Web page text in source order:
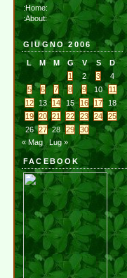
:Home:
:About:
GIUGNO 2006
L M M G V S
D
1
2 3
4
5
6 7 8 9 10
11
12
13 14 15 16 17
18
19
20 21 22 23 24
25
26
27 28 29
30
« Mag
Lug »
FACEBOOK